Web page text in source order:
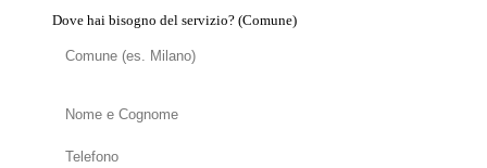
Dove hai bisogno del servizio? (Comune)